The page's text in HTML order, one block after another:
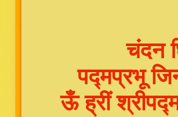
चंदन
पद्मप्रभू
ऊँ ह्रीं